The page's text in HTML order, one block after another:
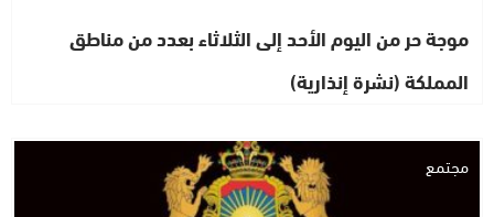
موجة حر من اليوم الأحد إلى الثلاثاء بعدد من مناطق
المملكة (نشرة إنذارية)
مجتمع